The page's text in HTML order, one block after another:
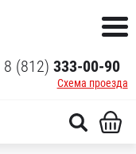
8 (812) 333-00-90
Схема проезда